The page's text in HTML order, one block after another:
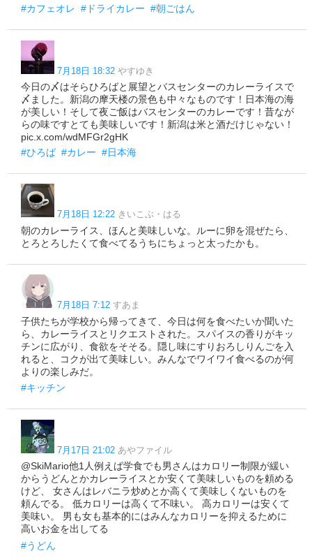
#カフェオレ #ドライカレー #朝ごはん
7月18日 18:32 やすゆき
今日の〆はそらひろばと展望とバスセンターのカレーライスで
〆ました。新潟の摩天楼の景色も中々なものです！日本海の海
が美しい！そして夜ご飯はバスセンターのカレーです！昔なが
らの味ですとても美味しいです！新潟は米と酒だけじゃない！
pic.x.com/wdMFGr2gHK
#ひろば #カレー #日本海
7月18日 12:22 きいこぶ・はる
朝のカレーライス、ほんと美味しいな。ルーに卵を混ぜたら、
とろとろしたくて食べてるうちにちょっと太ったかも。
7月18日 7:12 すあま
子供たちが学校から帰ってきて、今日は何を食べたいか聞いた
ら、カレーライスとリクエストされた。スパイスの香りがキッ
チンに広がり、食欲をそそる。隠し味にすりおろしりんごを入
れると、コクが出て美味しい。みんなでワイワイ食べるのが何
よりの楽しみだ。
#キッチン
7月17日 21:02 あやファイル
@SkiMario他1人例えば学食でも男さんはカロリー制限が緩い
からうどんとかカレーライスとか安くて美味しいものを頼める
けど、 女さんはレバニラ炒めとか高くて美味しくないものを
頼んでる。 低カロリーは高くて不味い。 高カロリーは安くて
美味い。 男も女も基本的にはみんなカロリーを抑えるために
高いお金を出してる
#うどん